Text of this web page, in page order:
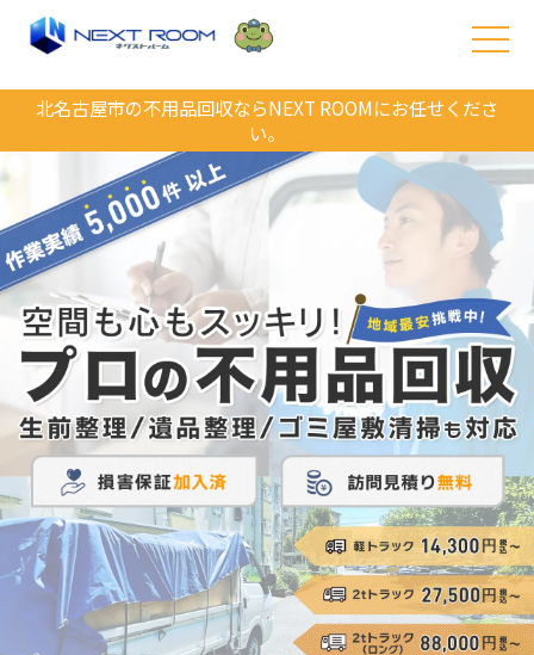
北名古屋市の不用品回収ならNEXT ROOMにお任せくださ
い。
2020/12/05
引越し業者選びで失敗しない方法
2025/02/27